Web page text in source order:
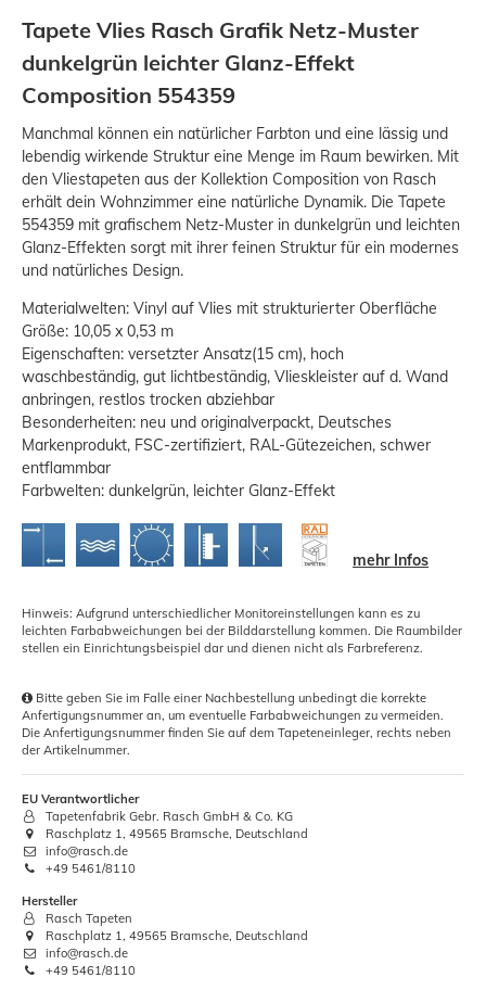
Tapete Vlies Rasch Grafik Netz-Muster
dunkelgrün leichter Glanz-Effekt
Composition 554359
Manchmal können ein natürlicher Farbton und eine lässig und
lebendig wirkende Struktur eine Menge im Raum bewirken. Mit
den Vliestapeten aus der Kollektion Composition von Rasch
erhält dein Wohnzimmer eine natürliche Dynamik. Die Tapete
554359 mit grafischem Netz-Muster in dunkelgrün und leichten
Glanz-Effekten sorgt mit ihrer feinen Struktur für ein modernes
und natürliches Design.
Materialwelten: Vinyl auf Vlies mit strukturierter Oberfläche
Größe: 10,05 x 0,53 m
Eigenschaften: versetzter Ansatz(15 cm), hoch
waschbeständig, gut lichtbeständig, Vlieskleister auf d. Wand
anbringen, restlos trocken abziehbar
Besonderheiten: neu und originalverpackt, Deutsches
Markenprodukt, FSC-zertifiziert, RAL-Gütezeichen, schwer
entflammbar
Farbwelten: dunkelgrün, leichter Glanz-Effekt
mehr Infos
Hinweis: Aufgrund unterschiedlicher Monitoreinstellungen kann es zu
leichten Farbabweichungen bei der Bilddarstellung kommen. Die Raumbilder
stellen ein Einrichtungsbeispiel dar und dienen nicht als Farbreferenz.
Bitte geben Sie im Falle einer Nachbestellung unbedingt die korrekte
Anfertigungsnummer an, um eventuelle Farbabweichungen zu vermeiden.
Die Anfertigungsnummer finden Sie auf dem Tapeteneinleger, rechts neben
der Artikelnummer.
EU Verantwortlicher
Tapetenfabrik Gebr. Rasch GmbH & Co. KG
Raschplatz 1, 49565 Bramsche, Deutschland
info@rasch.de
+49 5461/8110
Hersteller
Rasch Tapeten
Raschplatz 1, 49565 Bramsche, Deutschland
info@rasch.de
+49 5461/8110